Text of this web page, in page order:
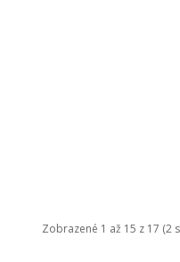
Zobrazené 1 až 15 z 17 (2